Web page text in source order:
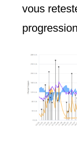
vous